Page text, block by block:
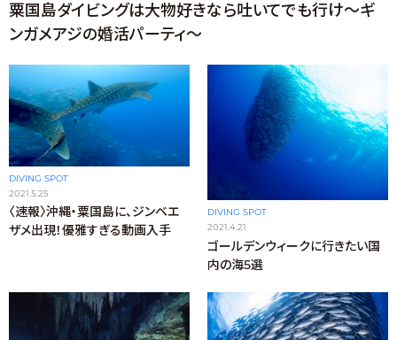
粟国島ダイビングは大物好きなら吐いてでも行け〜ギ
ンガメアジの婚活パーティ〜
DIVING SPOT
2021.5.25
〈速報〉沖縄・粟国島に、ジンベエ
ザメ出現！優雅すぎる動画入手
DIVING SPOT
2021.4.21
ゴールデンウィークに行きたい国
内の海5選